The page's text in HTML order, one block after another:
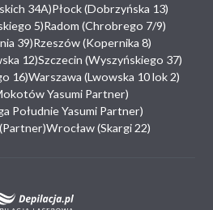
34A)Płock (Dobrzyńska 13)
5)Radom (Chrobrego 7/9)
39)Rzeszów (Kopernika 8)
12)Szczecin (Wyszyńskiego 37)
16)Warszawa (Lwowska 10 lok 2)
Yasumi Partner)
Południe Yasumi Partner)
Wrocław (Skargi 22)